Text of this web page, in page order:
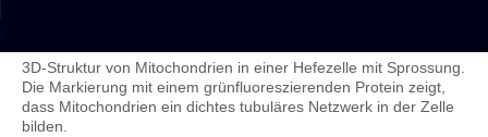
3D-Struktur von Mitochondrien in einer Hefezelle mit Sprossung.
Die Markierung mit einem grünfluoreszierenden Protein zeigt,
dass Mitochondrien ein dichtes tubuläres Netzwerk in der Zelle
bilden.